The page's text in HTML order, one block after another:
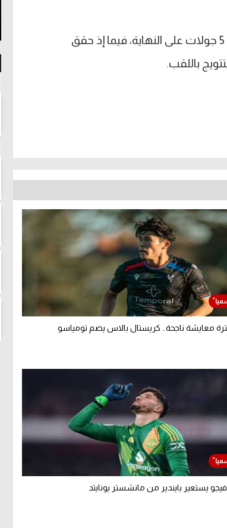
وفي حال فاز أرسنال فإن الفارق سيصبح 9 نقاط قبل 5 جولات على النهاية، فيما إذ حقق
باللقب.
معايشة ناجحة.. كريستال بالاس يضم تومياسو
فيجو يستعير بايندير من مانشستر يونايتد